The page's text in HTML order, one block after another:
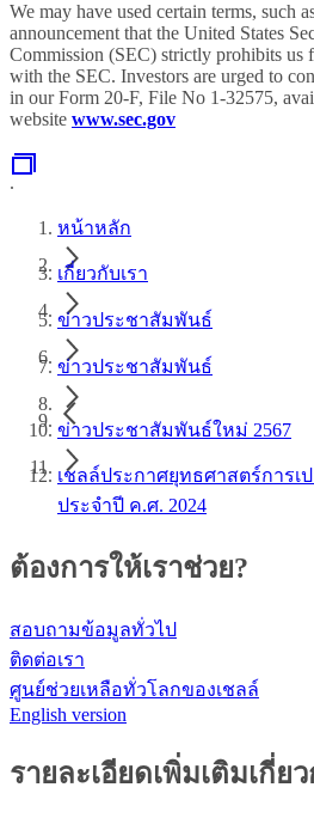
We may have used certain terms, such
announcement that the United States
Commission (SEC) strictly prohibits
with the SEC. Investors are urged to
in our Form 20-F, File No 1-32575,
website www.sec.gov
.
หน้าหลัก
เกี่ยวกับเรา
ข่าวประชาสัมพันธ์
ข่าวประชาสัมพันธ์
ข่าวประชาสัมพันธ์ใหม่ 2567
เชลล์ประกาศยุทธศาสตร์การ
ประจำปี ค.ศ. 2024
ต้องการให้เราช่วย?
สอบถามข้อมูลทั่วไป
ติดต่อเรา
ศูนย์ช่วยเหลือทั่วโลกของเชลล์
English version
รายละเอียดเพิ่มเติมเกี่ย